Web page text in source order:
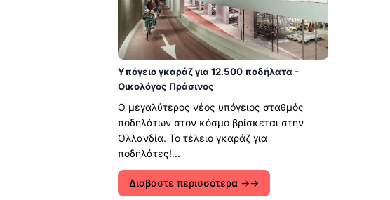
Υπόγειο γκαράζ για 12.500 ποδήλατα -
Οικολόγος Πράσινος
Ο μεγαλύτερος νέος υπόγειος σταθμός
ποδηλάτων στον κόσμο βρίσκεται στην
Ολλανδία. Το τέλειο γκαράζ για
ποδηλάτες!...
Διαβάστε περισσότερα →